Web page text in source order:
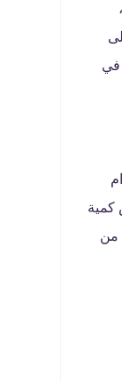
في
كمية
من